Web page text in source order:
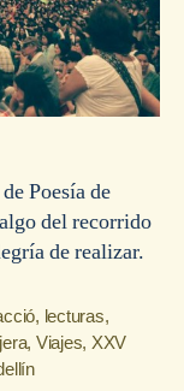
Poesía de
del recorrido
de realizar.
, lecturas,
, Viajes, XXV